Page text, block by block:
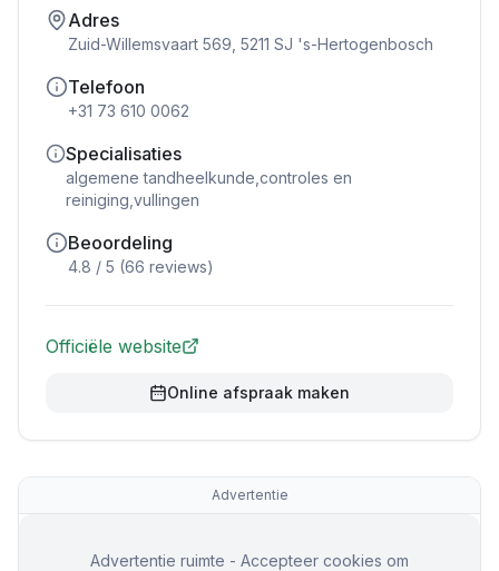
Adres
Zuid-Willemsvaart 569, 5211 SJ 's-Hertogenbosch
Telefoon
+31 73 610 0062
Specialisaties
algemene tandheelkunde,controles en
reiniging,vullingen
Beoordeling
4.8 / 5 (66 reviews)
Officiële website
Online afspraak maken
Advertentie
Advertentie ruimte - Accepteer cookies om